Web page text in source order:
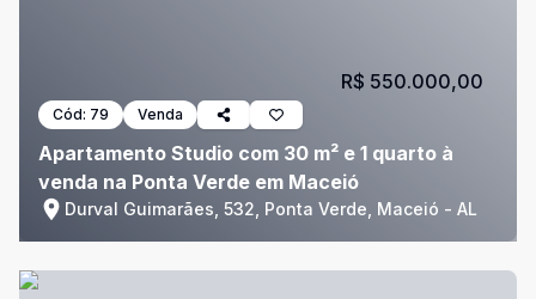
Cód: 79 Venda
Apartamento Studio com 30 m² e 1 quarto à
venda na Ponta Verde em Maceió
Durval Guimarães, 532, Ponta Verde, Maceió - AL
R$ 550.000,00